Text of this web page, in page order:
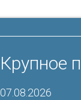
Крупное
07.08.2026